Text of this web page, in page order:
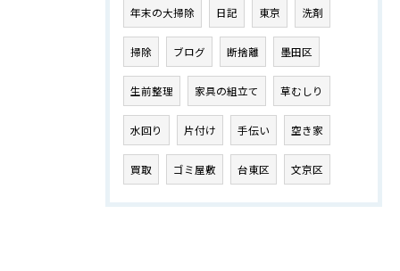
年末の大掃除 日記 東京 洗剤
掃除 ブログ 断捨離 墨田区
生前整理 家具の組立て 草むしり
水回り 片付け 手伝い 空き家
買取 ゴミ屋敷 台東区 文京区